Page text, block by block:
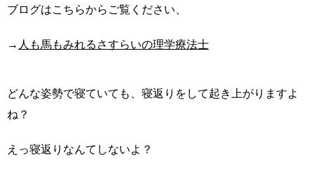
ブログはこちらからご覧ください、
→ 人も馬もみれるさすらいの理学療法士
どんな姿勢で寝ていても、寝返りをして起き上がりますよ
ね？
えっ寝返りなんてしないよ？